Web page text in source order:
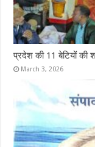
प्रदेश की 11 बेटियों की
March 3, 2026